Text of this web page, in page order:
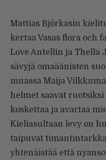
Mattias Björkasin
kertaa Vasas flora och
Love Antellin ja Thella
sävyjä omaäänisten
muassa Maija
helmet saavat
koskettaa ja avartaa
Kieliasultaan levy on
taipuvat
yhtenäistää että